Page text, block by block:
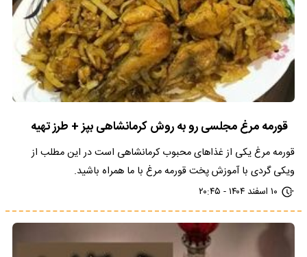
قورمه مرغ مجلسی رو به روش کرمانشاهی بپز + طرز تهیه
قورمه مرغ یکی از غذاهای محبوب کرمانشاهی است در این مطلب از
ویکی گردی با آموزش پخت قورمه مرغ با ما همراه باشید.
۱۰ اسفند ۱۴۰۴ - ۲۰:۴۵